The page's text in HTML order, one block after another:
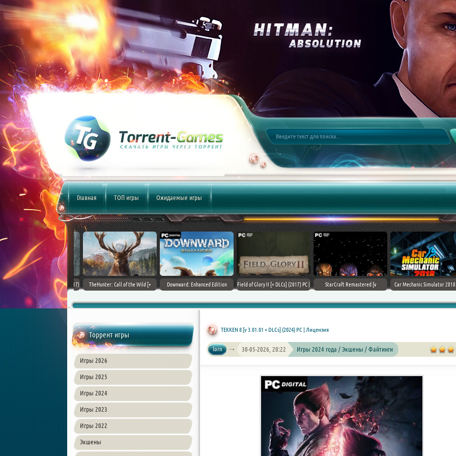
Главная ТОП игры Ожидаемые игры
World [v 1.11.4 + DLCs] (2017)
PC | Лицензия
TheHunter: Call of the Wild [+
Downward: Enhanced Edition
Field of Glory II [+ DLCs] (2017) PC |
StarCraft Remastered [v
Car Mechanic Simulator 2018 [v
Торрент игры
Игры 2026
Игры 2025
Игры 2024
Игры 2023
Игры 2022
Экшены
TEKKEN 8 [v 3.01.01 + DLCs] (2024) PC | Лицензия
lorn 30-05-2026, 20:22 Игры 2024 года / Экшены / Файтинги